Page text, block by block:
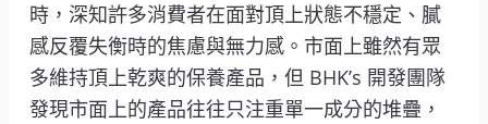
時，深知許多消費者在面對頂上狀態不穩定、膩
感反覆失衡時的焦慮與無力感。市面上雖然有眾
多維持頂上乾爽的保養產品，但 BHK’s 開發團隊
發現市面上的產品往往只注重單一成分的堆疊，